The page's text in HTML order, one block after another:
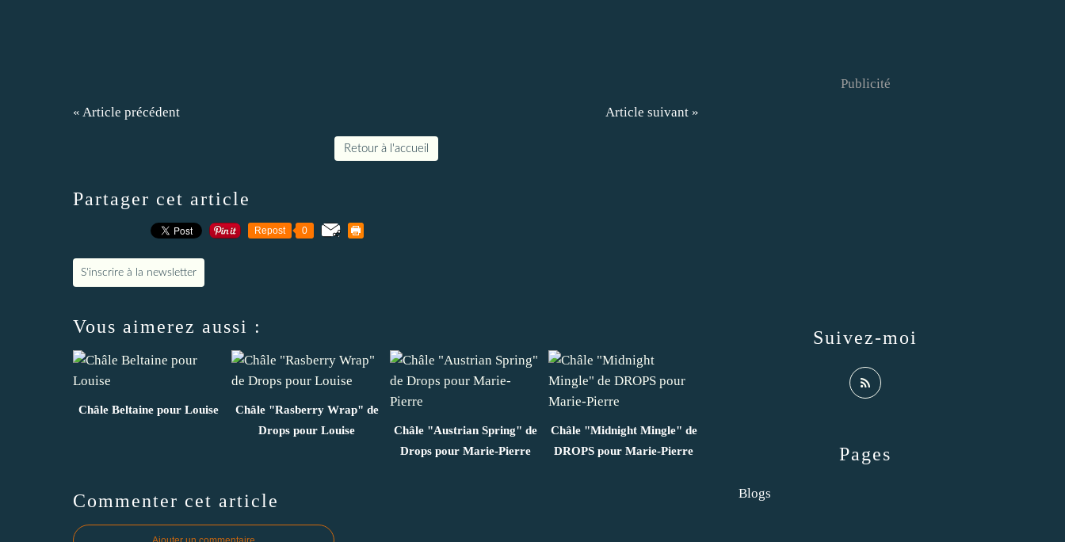
« Article précédent Article suivant »
Retour à l'accueil
Partager cet article
Repost 0
S'inscrire à la newsletter
Vous aimerez aussi :
Châle Beltaine pour Louise
Châle "Rasberry Wrap" de
Drops pour Louise
Châle "Austrian Spring" de
Drops pour Marie-Pierre
Châle "Midnight Mingle" de
DROPS pour Marie-Pierre
Commenter cet article
Pages
Blogs
Suivez-moi
Publicité